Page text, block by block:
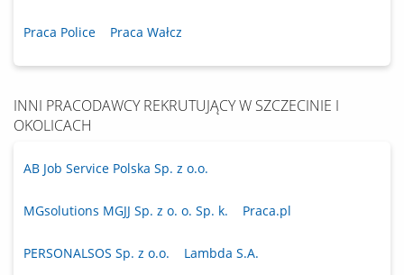
Praca Police Praca Wałcz
INNI PRACODAWCY REKRUTUJĄCY W SZCZECINIE I
OKOLICACH
AB Job Service Polska Sp. z o.o.
MGsolutions MGJJ Sp. z o. o. Sp. k. Praca.pl
PERSONALSOS Sp. z o.o. Lambda S.A.